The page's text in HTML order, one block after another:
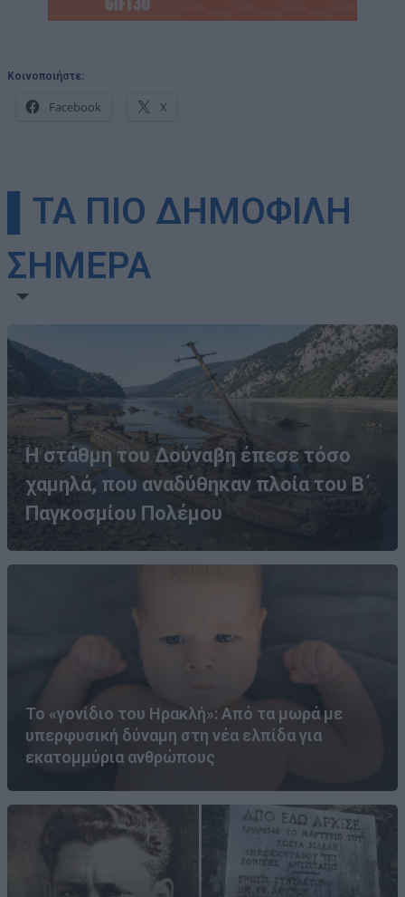
Κοινοποιήστε:
Facebook X
▌ΤΑ ΠΙΟ ΔΗΜΟΦΙΛΗ
ΣΗΜΕΡΑ
Η στάθμη του Δούναβη έπεσε τόσο
χαμηλά, που αναδύθηκαν πλοία του Β΄
Παγκοσμίου Πολέμου
Το «γονίδιο του Ηρακλή»: Από τα μωρά με
υπερφυσική δύναμη στη νέα ελπίδα για
εκατομμύρια ανθρώπους